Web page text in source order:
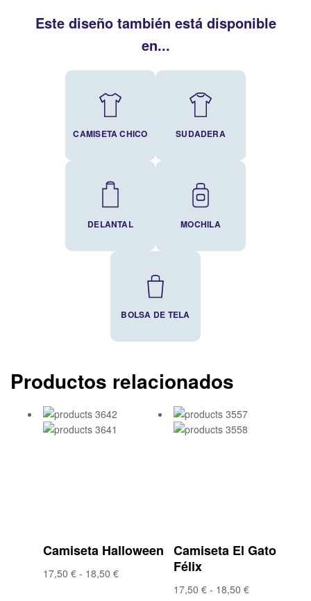
Este diseño también está disponible
en...
CAMISETA CHICO SUDADERA
DELANTAL MOCHILA
BOLSA DE TELA
Productos relacionados
Camiseta Halloween
17,50 € - 18,50 €
Camiseta El Gato
Félix
17,50 € - 18,50 €